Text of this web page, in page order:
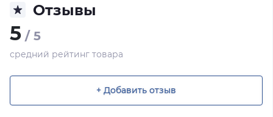
Отзывы
5 / 5
средний рейтинг товара
+ Добавить отзыв